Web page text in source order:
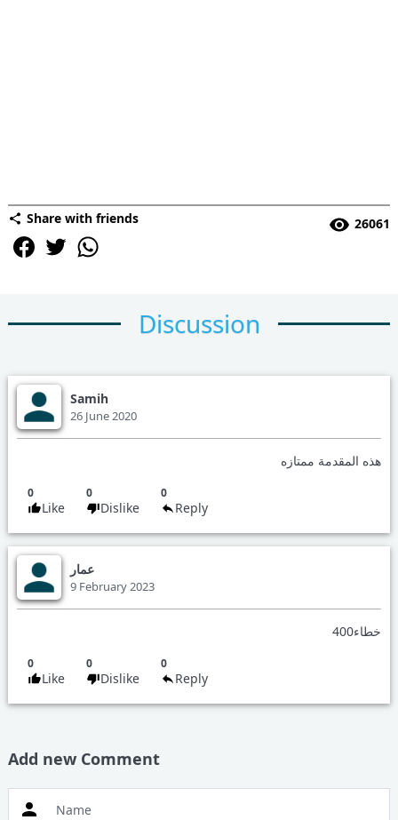
Share with friends 26061
Discussion
Samih
26 June 2020
هذه المقدمة ممتازه
0
Like
0
Dislike
0
Reply
Reply toSamih
Name
Reply
Captcha
عمار
9 February 2023
خطاء400
0
Like
0
Dislike
0
Reply
Name
Add new Comment
Name